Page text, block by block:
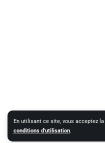
En utilisant ce site, vous acceptez la
conditions d'utilisation.